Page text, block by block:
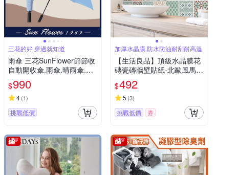
三花的好 穿過就知道
雨傘 三花SunFlower節節收
自動開收傘.雨傘.晴雨傘.抗
UV防曬_輕水藍
$990
4(1)
挑戰低價
加厚水晶膜,防水防油耐刮耐高溫
【生活良品】頂級水晶膜花
磚瓷磚牆壁貼紙-北歐風馬卡
龍 20x20cm 每套10片
$492
5 (3)
挑戰低價 券